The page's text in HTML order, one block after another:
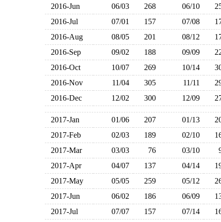
2016-Jun 06/03 268 06/10
2016-Jul
07/01 157 07/08
2016-Aug
08/05 201 08/12
2016-Sep
09/02 188 09/09
2016-Oct
10/07 269 10/14
2016-Nov
11/04 305 11/11
2016-Dec
12/02 300 12/09
2017-Jan 01/06 207 01/13
2017-Feb
02/03 189 02/10
2017-Mar
03/03 76 03/10
2017-Apr
04/07 137 04/14
2017-May
05/05 259 05/12
2017-Jun
06/02 186 06/09
2017-Jul
07/07 157 07/14